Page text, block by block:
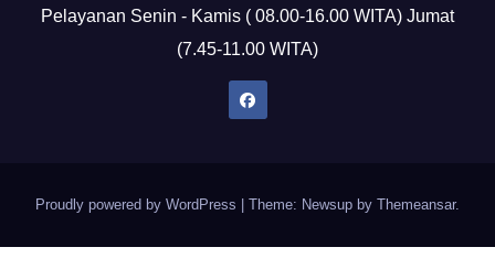
Pelayanan Senin - Kamis ( 08.00-16.00 WITA) Jumat
(7.45-11.00 WITA)
Proudly powered by WordPress | Theme: Newsup by Themeansar.